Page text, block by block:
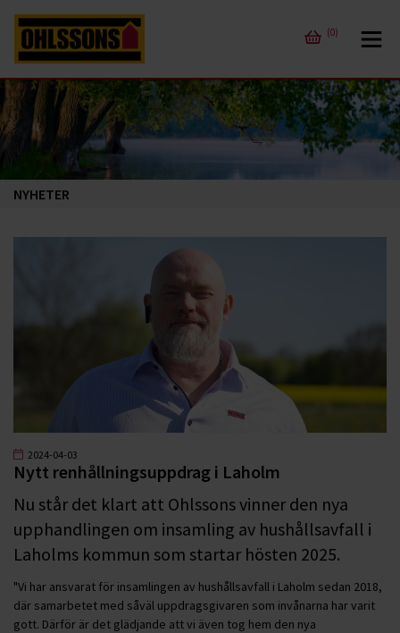
(0)
NYHETER
2024-04-03
Nytt renhållningsuppdrag i Laholm
Nu står det klart att Ohlssons vinner den nya
upphandlingen om insamling av hushållsavfall i
Laholms kommun som startar hösten 2025.
"Vi har ansvarat för insamlingen av hushållsavfall i Laholm sedan 2018,
där samarbetet med såväl uppdragsgivaren som invånarna har varit
gott. Därför är det glädjande att vi även tog hem den nya